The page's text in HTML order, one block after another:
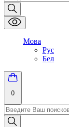
Мова
Рус
Бел
0